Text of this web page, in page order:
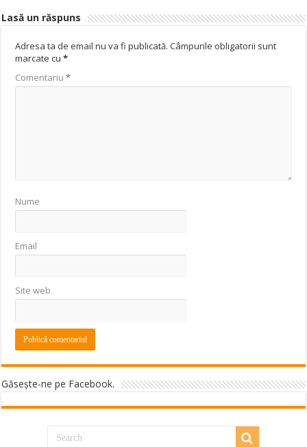
Lasă un răspuns
Adresa ta de email nu va fi publicată. Câmpurile obligatorii sunt
marcate cu*
Comentariu*
Nume
Email
Site web
Găseşte-ne pe Facebook.